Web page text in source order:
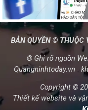
BẢN QUYỀN © THUỘC
® Ghi rõ nguồn
Quangninhtoday.vn
Copyright ©
Thiết kế website và